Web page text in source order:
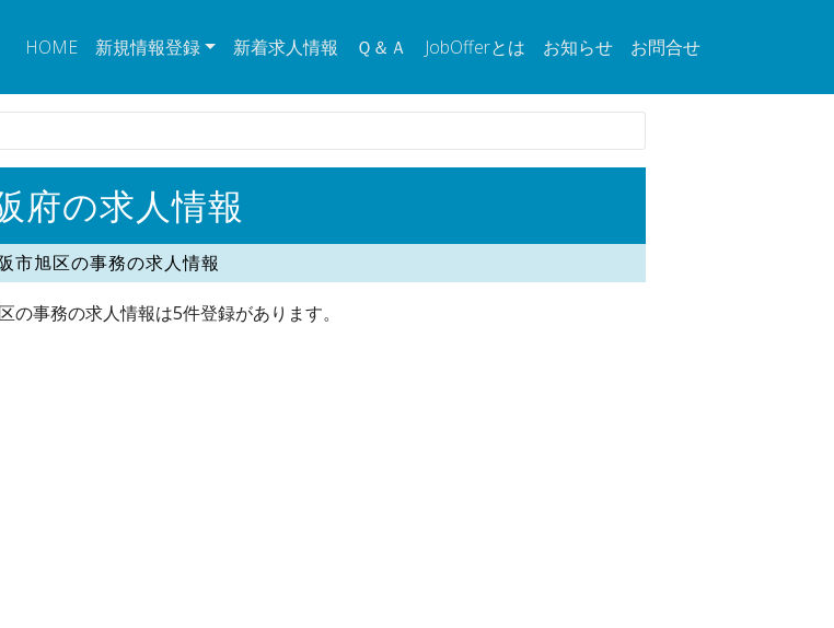
HOME 新規情報登録 新着求人情報 Ｑ＆Ａ JobOfferとは お知らせ お問合せ
府の求人情報
市旭区の事務の求人情報
の事務の求人情報は5件登録があります。